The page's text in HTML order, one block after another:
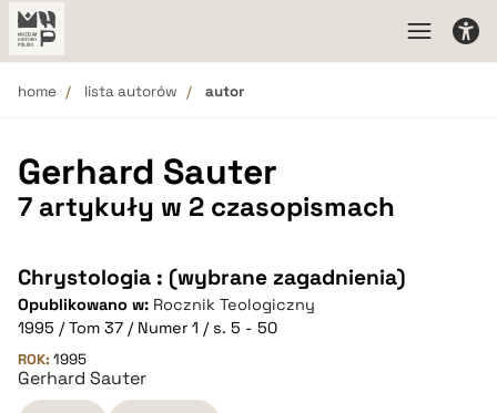
home lista autorów autor
Gerhard Sauter
7 artykuły w 2 czasopismach
Chrystologia : (wybrane zagadnienia)
Opublikowano w: Rocznik Teologiczny
1995 / Tom 37 / Numer 1 / s. 5 - 50
ROK: 1995
Gerhard Sauter